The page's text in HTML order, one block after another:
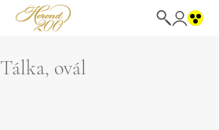
Tálka, ovál